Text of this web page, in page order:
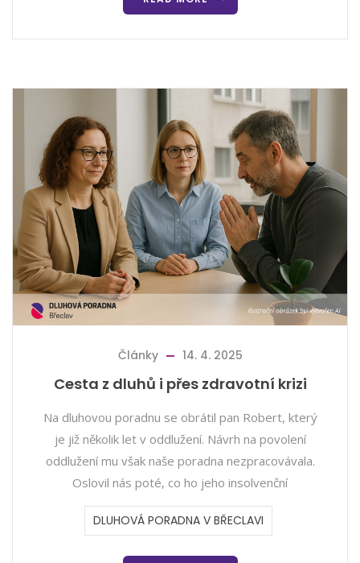
Články 14. 4. 2025
Cesta z dluhů i přes zdravotní krizi
Na dluhovou poradnu se obrátil pan Robert, který
je již několik let v oddlužení. Návrh na povolení
oddlužení mu však naše poradna nezpracovávala.
Oslovil nás poté, co ho jeho insolvenční
DLUHOVÁ PORADNA V BŘECLAVI